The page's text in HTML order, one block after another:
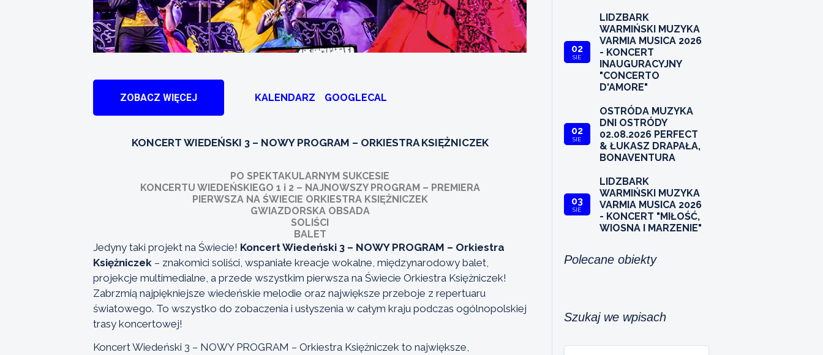
ZOBACZ WIĘCEJ KALENDARZ GOOGLECAL
KONCERT WIEDEŃSKI 3 – NOWY PROGRAM – ORKIESTRA KSIĘŻNICZEK
PO SPEKTAKULARNYM SUKCESIE
KONCERTU WIEDEŃSKIEGO 1 i 2 – NAJNOWSZY PROGRAM – PREMIERA
PIERWSZA NA ŚWIECIE ORKIESTRA KSIĘŻNICZEK
GWIAZDORSKA OBSADA
SOLIŚCI
BALET
Jedyny taki projekt na Świecie! Koncert Wiedeński 3 – NOWY PROGRAM – Orkiestra
Księżniczek – znakomici soliści, wspaniałe kreacje wokalne, międzynarodowy balet,
projekcje multimedialne, a przede wszystkim pierwsza na Świecie Orkiestra Księżniczek!
Zabrzmią najpiękniejsze wiedeńskie melodie oraz największe przeboje z repertuaru
światowego. To wszystko do zobaczenia i usłyszenia w całym kraju podczas ogólnopolskiej
trasy koncertowej!
Koncert Wiedeński 3 – NOWY PROGRAM – Orkiestra Księżniczek to największe,
02
SIE
LIDZBARK
WARMIŃSKI MUZYKA
VARMIA MUSICA 2026
- KONCERT
INAUGURACYJNY
"CONCERTO
D'AMORE"
02
SIE
OSTRÓDA MUZYKA
DNI OSTRÓDY
02.08.2026 PERFECT
& ŁUKASZ DRAPAŁA,
BONAVENTURA
03
SIE
LIDZBARK
WARMIŃSKI MUZYKA
VARMIA MUSICA 2026
- KONCERT "MIŁOŚĆ,
WIOSNA I MARZENIE"
Polecane obiekty
Szukaj we wpisach